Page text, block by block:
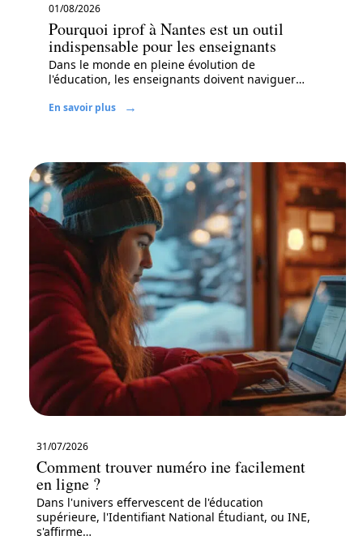
01/08/2026
Pourquoi iprof à Nantes est un outil
indispensable pour les enseignants
Dans le monde en pleine évolution de
l'éducation, les enseignants doivent naviguer…
En savoir plus
31/07/2026
Comment trouver numéro ine facilement
en ligne ?
Dans l'univers effervescent de l'éducation
supérieure, l'Identifiant National Étudiant, ou INE,
s'affirme…